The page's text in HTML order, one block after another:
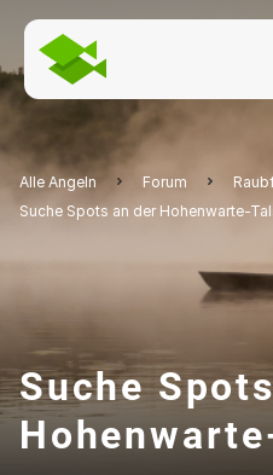
Alle Angeln Forum
Suche Spots an der Hohenwarte-
Suche